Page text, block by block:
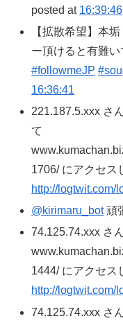
posted at 16:39:46
【拡散希望】本垢
ー頂けると有難い
#followmeJP
16:36:41
221.187.5.xxx さ
て
1706/ にアクセス
http://logtwit.com/
@kirimaru_bot頑
74.125.74.xxx さ
1444/ にアクセス
http://logtwit.com/
74.125.74.xxx さ